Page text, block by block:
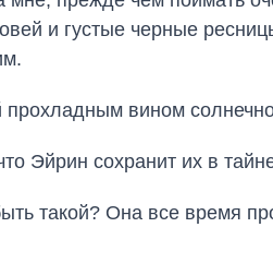
и густые черные
вином
Эйрин сохранит их в
такой? Она все время